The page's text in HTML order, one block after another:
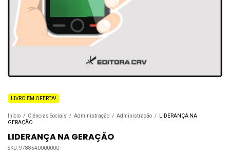
LIVRO EM OFERTA!
Início / Ciências Sociais / Administração / Administração /
LIDERANÇA NA
GERAÇÃO
LIDERANÇA NA GERAÇÃO
SKU:9788540000000